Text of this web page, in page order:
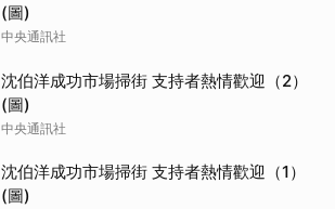
(圖)
中央通訊社
沈伯洋成功市場掃街 支持者熱情歡迎（2）
(圖)
中央通訊社
沈伯洋成功市場掃街 支持者熱情歡迎（1）
(圖)